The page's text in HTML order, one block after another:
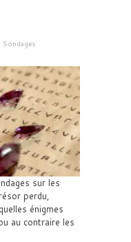
Sondages
sur les
perdu,
énigmes
au contraire les